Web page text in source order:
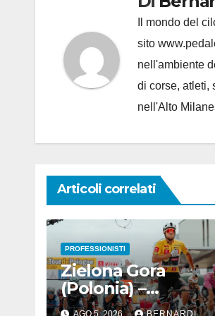
Il mondo del
sito
nell'ambiente
di corse, atleti,
nell'Alto
Articoli correlati
PROFESSIONISTI
Zielona Gora
(Polonia) –
Jonathan Milan